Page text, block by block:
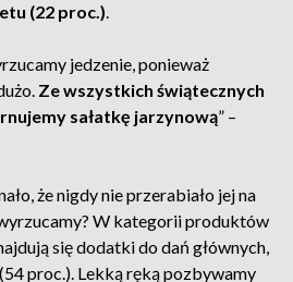
(22 proc.).
jedzenie, ponieważ
Ze wszystkich świątecznych
sałatkę jarzynową” –
że nigdy nie przerabiało jej na
W kategorii produktów
się dodatki do dań głównych,
proc.). Lekką ręką pozbywamy